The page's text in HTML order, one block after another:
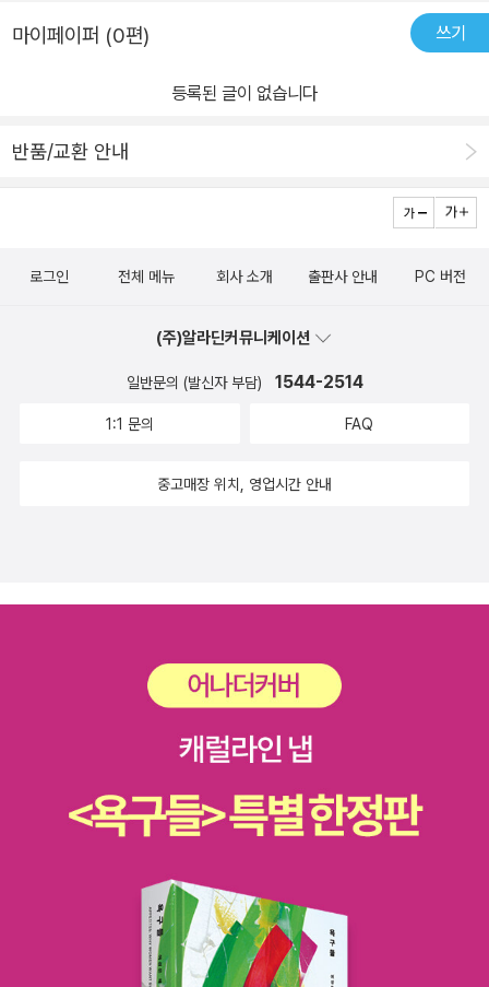
고비아 외에 북부 지역은 작은 도시들을 주로 만나게 된다.​현대 건축
과 미술의 빌바오, 중세부터 순례자들이 반드시 거쳐 가야 하는 도시
시 부르고스 등 여러 도시를 소개한다.​스페인 북부의 제2 도시 레온
은 순례자들의 중간 코스로 항상 활기차다. 로마 시대부터 역사가 시
카 델 비에르소, 산티아고 순례길의 성지 산티아고 데 콤포스텔라까
지 다양한 도시들을 소개한다.​산티아고 순례길을 만나는 <스페인 북
필록세라를 피하기 위해 남쪽으로 내려와 포도 재배를 시작한 이후
생과 부흥 : 조선소와 오래된 공장의 폐기물이 쌓여 방치된 도시의 퇴
가인 프랭크 오게리의 만남으로 탄생한 구겐하임 빌바오 미술관 덕분
의 나라 스페인, 그 중에서도 가장 유명한 것은 단연 산 페르민 축제이
묘사되면서 세계적으로 유명해졌다.​라 토마티나 축제는 세계적으로
축제를 즐기기 위한 이유이고, 딱 1시간동안 축제를 즐기며 축제를 즐
긴다음은 2시간 동안 토마토로 인한 도시를 깨끗하게 청소한다.​톡파
제를 즐기는 장면이 나오는데 정말 웅장하고 어마어마 한 축제였다. 1
은 사람들이 토마토로 붉은 옷이되면서도 즐거워하는 분위기를 보면
마이페이퍼 (0편) 쓰기
등록된 글이 없습니다
반품/교환 안내
로그인 전체 메뉴 회사 소개 출판사 안내 PC 버전
(주)알라딘커뮤니케이션
일반문의 (발신자 부담) 1544-2514
1:1 문의 FAQ
중고매장 위치, 영업시간 안내